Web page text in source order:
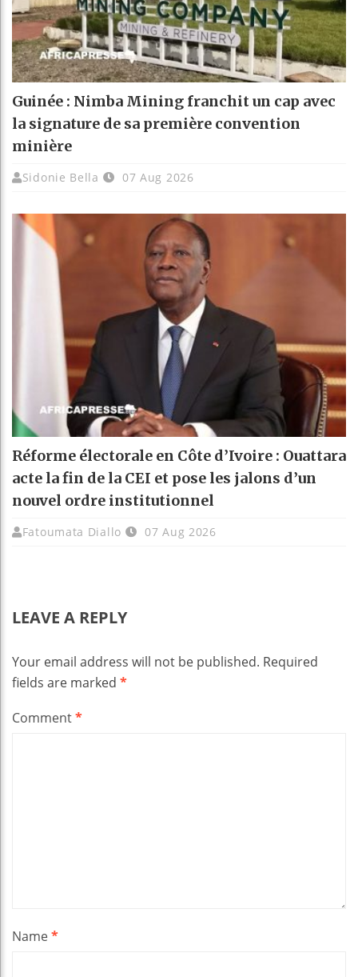
Guinée : Nimba Mining franchit un cap avec
la signature de sa première convention
minière
Sidonie Bella 07 Aug 2026
Réforme électorale en Côte d’Ivoire : Ouattara
acte la fin de la CEI et pose les jalons d’un
nouvel ordre institutionnel
Fatoumata Diallo 07 Aug 2026
LEAVE A REPLY
Your email address will not be published. Required
fields are marked *
Comment*
Name*